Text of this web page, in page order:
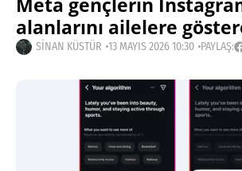
alanlarını ailelere
SINAN KÜSTÜR 13 MAYIS 2026 10:30 PAYLAŞ: